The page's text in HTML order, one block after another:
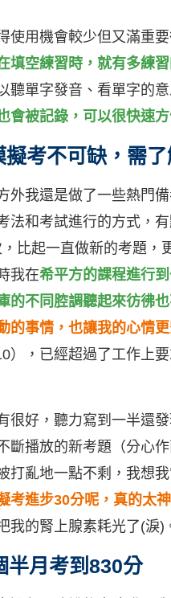
使用機會較少但又滿重
填空練習時，就有多練
聽單字發音、看單字的
會被記錄，可以很快速
考不可缺，需
外我還是做了一些熱門
法和考試進行的方式，
比起一直做新的考題
我在希平方的課程進行
的不同腔調聽起來彷彿
的事情，也讓我的心情
），已經超過了工作上
很好，聽力寫到一半還
斷播放的新考題（分心
打亂地一點不剩，我想
考進步30分呢，真的太
我的腎上腺素耗光了(淚)
半月考到830分